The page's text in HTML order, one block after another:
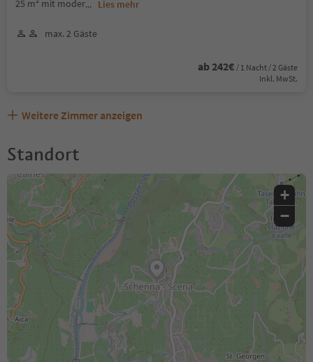
25 m² mit moder... Lies mehr
max. 2 Gäste
ab 242€ / 1 Nacht / 2 Gäste
Inkl. MwSt.
Weitere Zimmer anzeigen
Standort
+
−